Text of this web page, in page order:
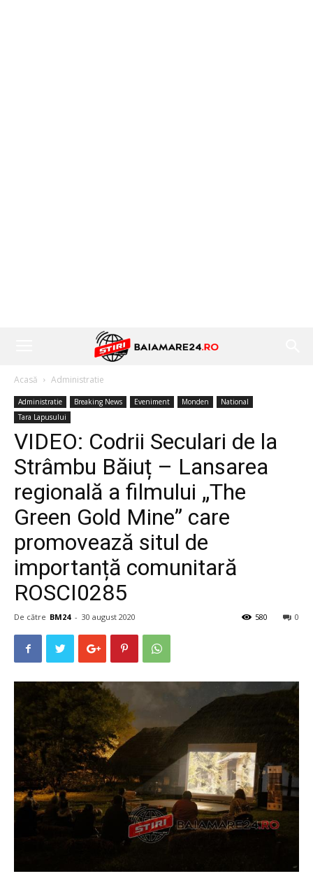
Acasă Administratie
Administratie Breaking News Eveniment Monden
National
Tara Lapusului
VIDEO: Codrii Seculari de la
Strâmbu Băiuț – Lansarea
regională a filmului „The
Green Gold Mine” care
promovează situl de
importanță comunitară
ROSCI0285
De către BM24 - 30 august 2020 0
580